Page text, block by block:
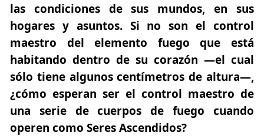
las condiciones de sus mundos, en sus
hogares y asuntos. Si no son el control
maestro del elemento fuego que está
habitando dentro de su corazón —el cual
sólo tiene algunos centímetros de altura—,
¿cómo esperan ser el control maestro de
una serie de cuerpos de fuego cuando
operen como Seres Ascendidos?